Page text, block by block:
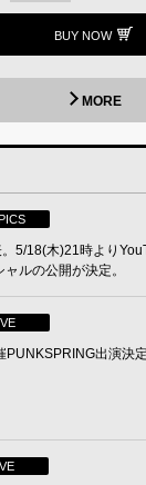
5/18(木)21時より
ルの公開が決定。
出演決定
BUY NOW
MORE